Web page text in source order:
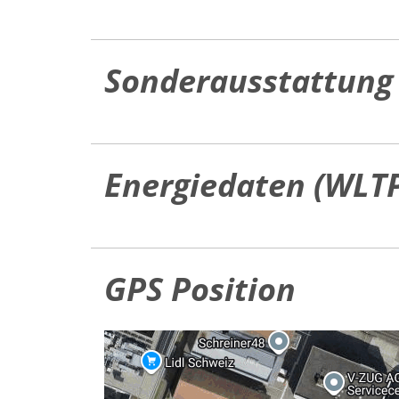
Sonderausstattung
Energiedaten
GPS Position